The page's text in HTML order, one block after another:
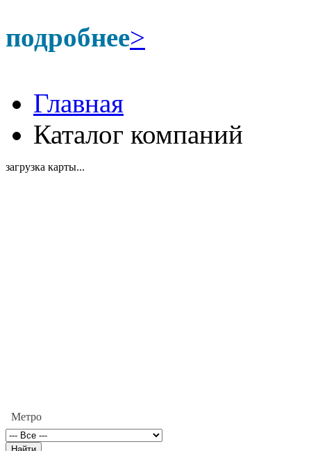
подробнее>
Главная
Каталог компаний
загрузка карты...
Метро